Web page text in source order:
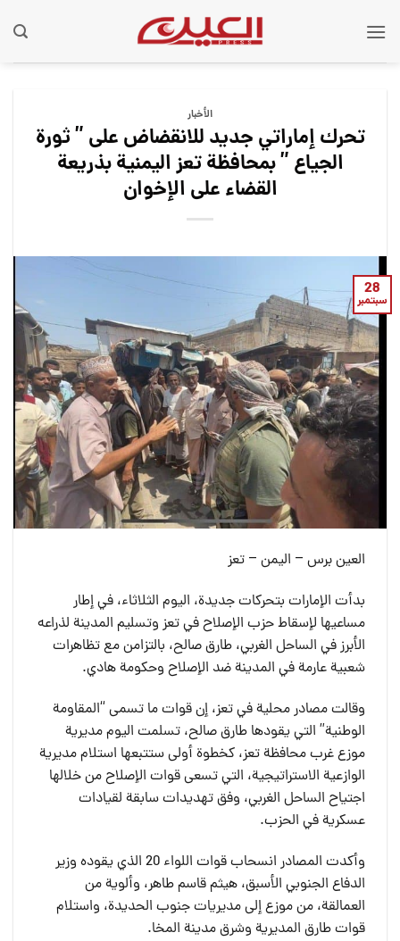
الأخبار
تحرك إماراتي جديد للانقضاض على ” ثورة
الجياع ” بمحافظة تعز اليمنية بذريعة
القضاء على الإخوان
28
سبتمبر
العين برس – اليمن – تعز
بدأت الإمارات بتحركات جديدة، اليوم الثلاثاء، في إطار
مساعيها لإسقاط حزب الإصلاح في تعز وتسليم المدينة لذراعه
الأبرز في الساحل الغربي، طارق صالح، بالتزامن مع تظاهرات
شعبية عارمة في المدينة ضد الإصلاح وحكومة هادي.
وقالت مصادر محلية في تعز، إن قوات ما تسمى “المقاومة
الوطنية” التي يقودها طارق صالح، تسلمت اليوم مديرية
موزع غرب محافظة تعز، كخطوة أولى ستتبعها استلام مديرية
الوازعية الاستراتيجية، التي تسعى قوات الإصلاح من خلالها
اجتياح الساحل الغربي، وفق تهديدات سابقة لقيادات
عسكرية في الحزب.
وأكدت المصادر انسحاب قوات اللواء 20 الذي يقوده وزير
الدفاع الجنوبي الأسبق، هيثم قاسم طاهر، وألوية من
العمالقة، من موزع إلى مديريات جنوب الحديدة، واستلام
قوات طارق المديرية وشرق مدينة المخا.